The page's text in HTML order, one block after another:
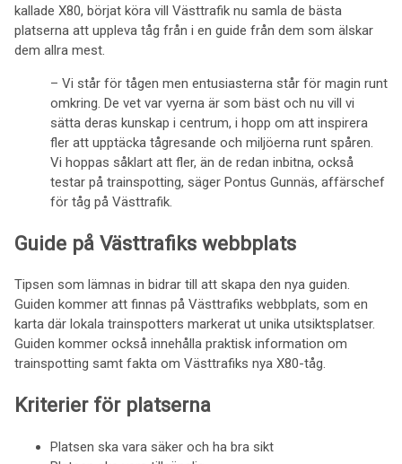
kallade X80, börjat köra vill Västtrafik nu samla de bästa
platserna att uppleva tåg från i en guide från dem som älskar
dem allra mest.
– Vi står för tågen men entusiasterna står för magin runt
omkring. De vet var vyerna är som bäst och nu vill vi
sätta deras kunskap i centrum, i hopp om att inspirera
fler att upptäcka tågresande och miljöerna runt spåren.
Vi hoppas såklart att fler, än de redan inbitna, också
testar på trainspotting, säger Pontus Gunnäs, affärschef
för tåg på Västtrafik.
Guide på Västtrafiks webbplats
Tipsen som lämnas in bidrar till att skapa den nya guiden.
Guiden kommer att finnas på Västtrafiks webbplats, som en
karta där lokala trainspotters markerat ut unika utsiktsplatser.
Guiden kommer också innehålla praktisk information om
trainspotting samt fakta om Västtrafiks nya X80-tåg.
Kriterier för platserna
Platsen ska vara säker och ha bra sikt